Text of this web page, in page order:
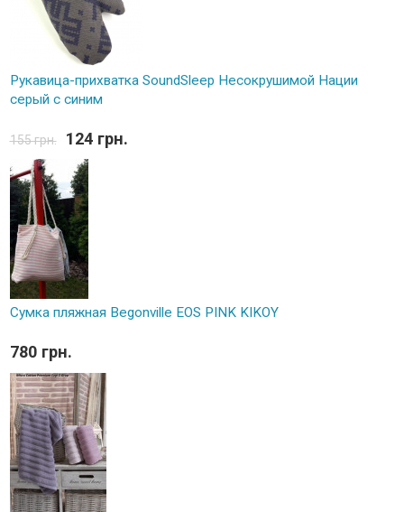
Рукавица-прихватка SoundSleep Несокрушимой Нации
серый с синим
155 грн. 124 грн.
Сумка пляжная Begonville EOS PINK KIKOY
780 грн.